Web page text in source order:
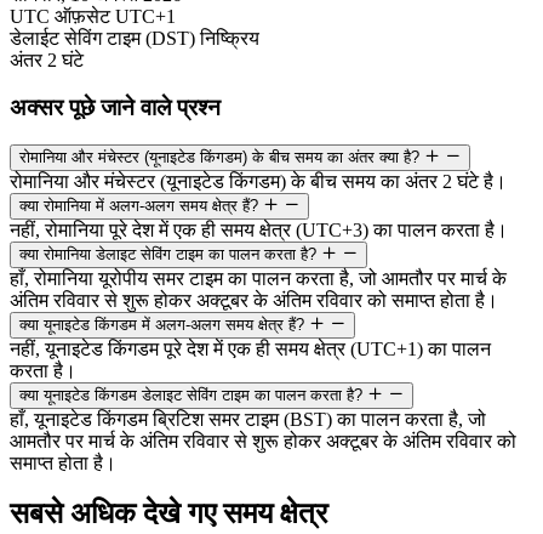
UTC ऑफ़सेट UTC+1
डेलाईट सेविंग टाइम (DST) निष्क्रिय
अंतर 2 घंटे
अक्सर पूछे जाने वाले प्रश्न
रोमानिया और मंचेस्टर (यूनाइटेड किंगडम) के बीच समय का अंतर क्या है?
रोमानिया और मंचेस्टर (यूनाइटेड किंगडम) के बीच समय का अंतर 2 घंटे है।
क्या रोमानिया में अलग-अलग समय क्षेत्र हैं?
नहीं, रोमानिया पूरे देश में एक ही समय क्षेत्र (UTC+3) का पालन करता है।
क्या रोमानिया डेलाइट सेविंग टाइम का पालन करता है?
हाँ, रोमानिया यूरोपीय समर टाइम का पालन करता है, जो आमतौर पर मार्च के
अंतिम रविवार से शुरू होकर अक्टूबर के अंतिम रविवार को समाप्त होता है।
क्या यूनाइटेड किंगडम में अलग-अलग समय क्षेत्र हैं?
नहीं, यूनाइटेड किंगडम पूरे देश में एक ही समय क्षेत्र (UTC+1) का पालन
करता है।
क्या यूनाइटेड किंगडम डेलाइट सेविंग टाइम का पालन करता है?
हाँ, यूनाइटेड किंगडम ब्रिटिश समर टाइम (BST) का पालन करता है, जो
आमतौर पर मार्च के अंतिम रविवार से शुरू होकर अक्टूबर के अंतिम रविवार को
समाप्त होता है।
सबसे अधिक देखे गए समय क्षेत्र